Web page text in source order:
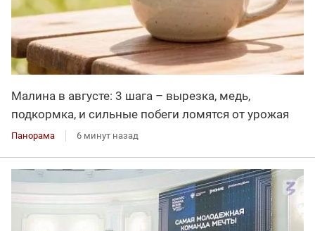
Малина в августе: 3 шага – вырезка, медь,
подкормка, и сильные побеги ломятся от урожая
Панорама 6 минут назад